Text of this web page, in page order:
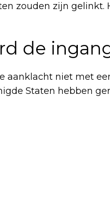
zouden zijn gelinkt.
de
aanklacht niet met
Staten hebben